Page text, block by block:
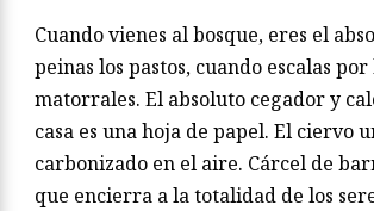
Cuando vienes al bosque, eres el
peinas los pastos, cuando escalas por
matorrales. El absoluto cegador y
casa es una hoja de papel. El ciervo
carbonizado en el aire. Cárcel de
que encierra a la totalidad de los